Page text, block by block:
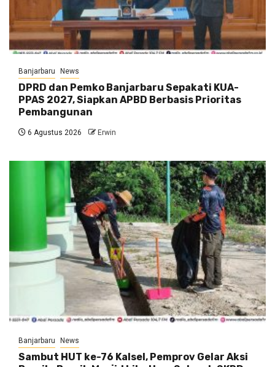
Banjarbaru News
DPRD dan Pemko Banjarbaru Sepakati KUA-
PPAS 2027, Siapkan APBD Berbasis Prioritas
Pembangunan
6 Agustus 2026 Erwin
Banjarbaru News
Sambut HUT ke-76 Kalsel, Pemprov Gelar Aksi